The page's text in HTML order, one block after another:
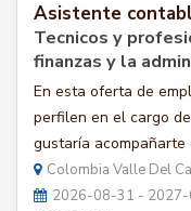
Asistente
Tecnicos y
finanzas y la
En esta oferta de
perfilen en el cargo
gustaría acompañarte
Colombia Valle Del
2026-08-31 -